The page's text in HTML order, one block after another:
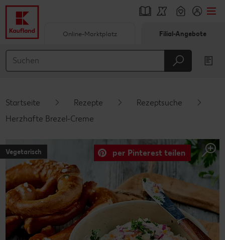
Hauptinhalt
Schwebender Seitenbereich
Online-Marktplatz Filial-Angebote
Startseite Rezepte
Rezeptsuche
Herzhafte Brezel-Creme
Vegetarisch per Pinterest teilen